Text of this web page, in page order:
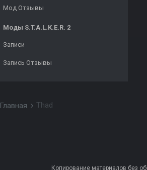
Мод Отзывы
Моды S.T.A.L.K.E.R. 2
Записи
Запись Отзывы
Главная Thad
Копирование материалов без